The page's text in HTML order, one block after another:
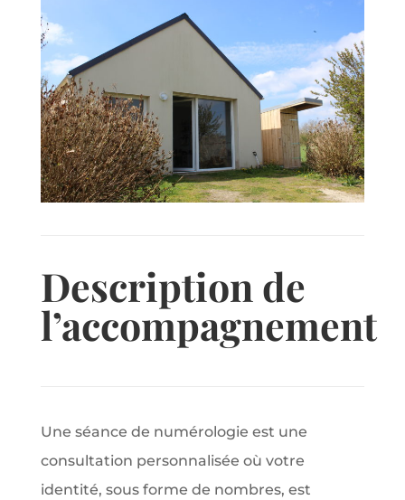
Description de
l’accompagnement
Une séance de numérologie est une
consultation personnalisée où votre
identité, sous forme de nombres, est